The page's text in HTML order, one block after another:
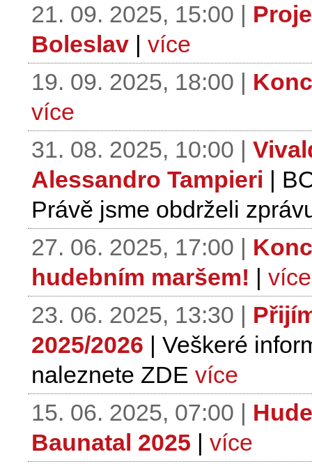
21. 09. 2025, 15:00 |
Boleslav | více
19. 09. 2025, 18:00 |
více
31. 08. 2025, 10:00 |
Alessandro Tampieri |
Právě jsme obdrželi
27. 06. 2025, 17:00 |
hudebním maršem! | více
23. 06. 2025, 13:30 |
2025/2026 | Veškeré
naleznete ZDE více
15. 06. 2025, 07:00 |
Baunatal 2025 | více